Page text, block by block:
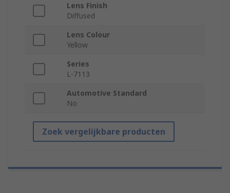
Lens Finish
Diffused
Lens Colour
Yellow
Series
L-7113
Automotive Standard
No
Zoek vergelijkbare producten